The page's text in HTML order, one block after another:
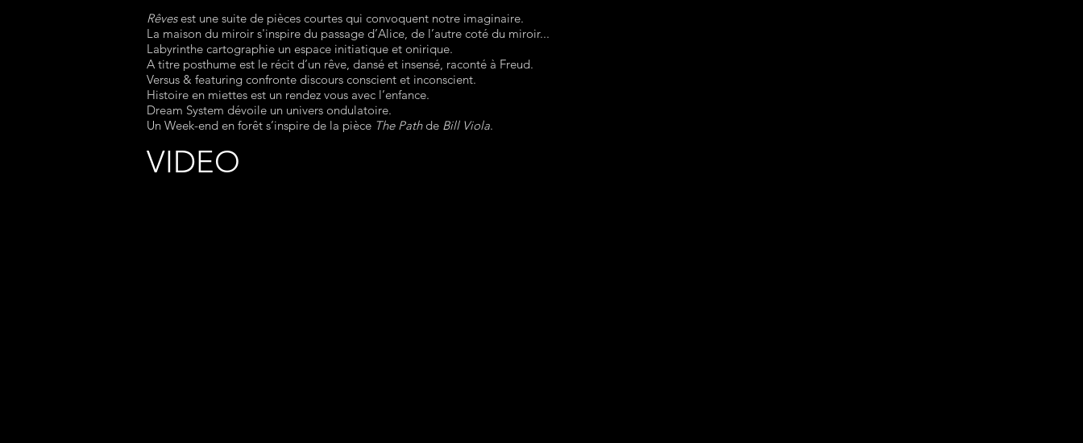
Rêvesest une suite de pièces courtes qui convoquent notre imaginaire.
La maison du miroir s'inspire du passage d’Alice, de l’autre coté du miroir...
Labyrinthe cartographie un espace initiatique et onirique.
A titre posthume est le récit d’un rêve, dansé et insensé, raconté à Freud.
Versus & featuring confronte discours conscient et inconscient.
Histoire en miettes est un rendez vous avec l’enfance.
Dream System dévoile un univers ondulatoire.
Un Week-end en forêt s’inspire de la pièce The Pathde Bill Viola.
VIDEO